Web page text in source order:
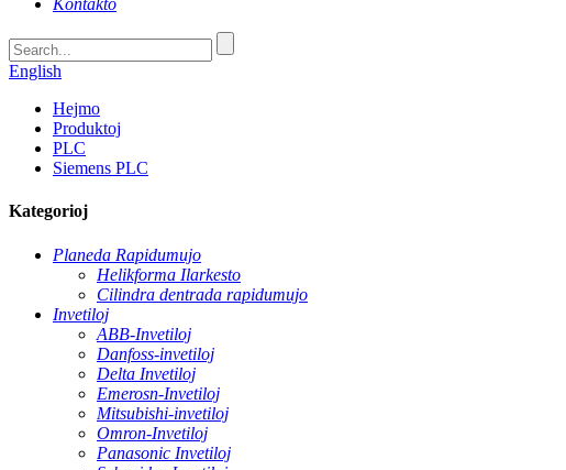
Kontakto
English
Hejmo
Produktoj
PLC
Siemens PLC
Kategorioj
Planeda Rapidumujo
Helikforma Ilarkesto
Cilindra dentrada rapidumujo
Invetiloj
ABB-Invetiloj
Danfoss-invetiloj
Delta Invetiloj
Emerosn-Invetiloj
Mitsubishi-invetiloj
Omron-Invetiloj
Panasonic Invetiloj